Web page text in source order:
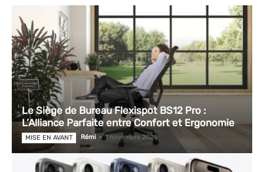
Le Siège de Bureau Flexispot BS12 Pro :
L’Alliance Parfaite entre Confort et Ergonomie
MISE EN AVANT Rémi - 1 novembre 2024